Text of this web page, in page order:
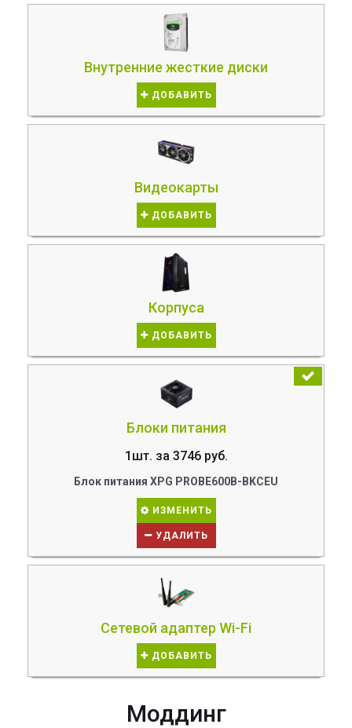
Внутренние жесткие диски
ДОБАВИТЬ
Видеокарты
ДОБАВИТЬ
Корпуса
ДОБАВИТЬ
Блоки питания
1шт. за 3746 руб.
Блок питания XPG PROBE600B-BKCEU
ИЗМЕНИТЬ
УДАЛИТЬ
Сетевой адаптер Wi-Fi
ДОБАВИТЬ
Моддинг